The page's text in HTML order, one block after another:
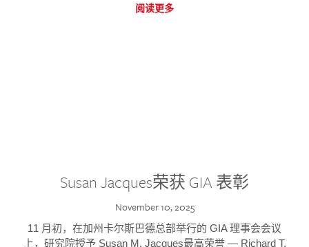
阅读更多
Susan Jacques荣获 GIA 表彰
November 10, 2025
11 月初，在加州卡尔斯巴德总部举行的 GIA 理事会会议
上，研究院授予 Susan M. Jacques最高荣誉 — Richard T.